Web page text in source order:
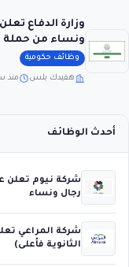
وزارة الدفاع
ونساء من حملة
وظائف حكومية
هفيدك بلس منذ
أحدث الوظائف
رجال ونساء
شركة المراعي
الثانوية فأعلى)